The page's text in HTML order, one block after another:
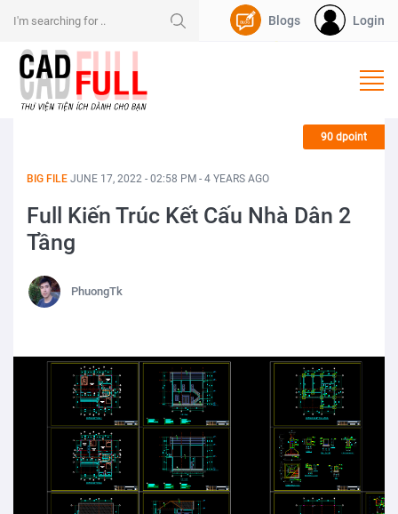
Login
Blogs
BIG FILE JUNE 17, 2022 - 02:58 PM - 4 YEARS AGO
Full Kiến Trúc Kết Cấu Nhà Dân 2
Tầng
PhuongTk
90 dpoint